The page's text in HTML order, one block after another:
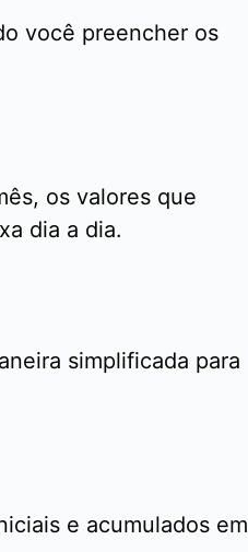
você preencher os
os valores que
dia a dia.
simplificada para
e acumulados em